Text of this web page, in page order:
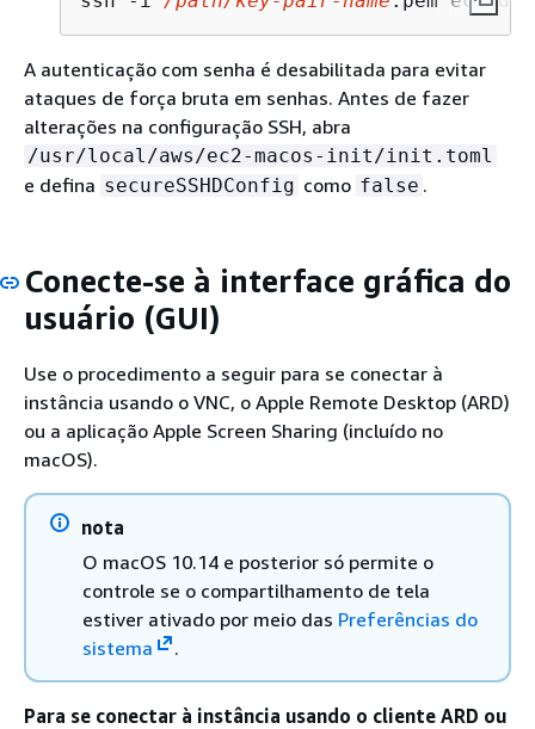
A autenticação com senha é desabilitada para evitar
ataques de força bruta em senhas. Antes de fazer
alterações na configuração SSH, abra
/usr/local/aws/ec2-macos-init/init.toml
e defina secureSSHDConfig como false .
Conecte-se à interface gráfica do
usuário (GUI)
Use o procedimento a seguir para se conectar à
instância usando o VNC, o Apple Remote Desktop (ARD)
ou a aplicação Apple Screen Sharing (incluído no
macOS).
nota
O macOS 10.14 e posterior só permite o
controle se o compartilhamento de tela
estiver ativado por meio das Preferências do
sistema
.
Para se conectar à instância usando o cliente ARD ou